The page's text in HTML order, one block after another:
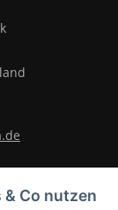
Co nutzen